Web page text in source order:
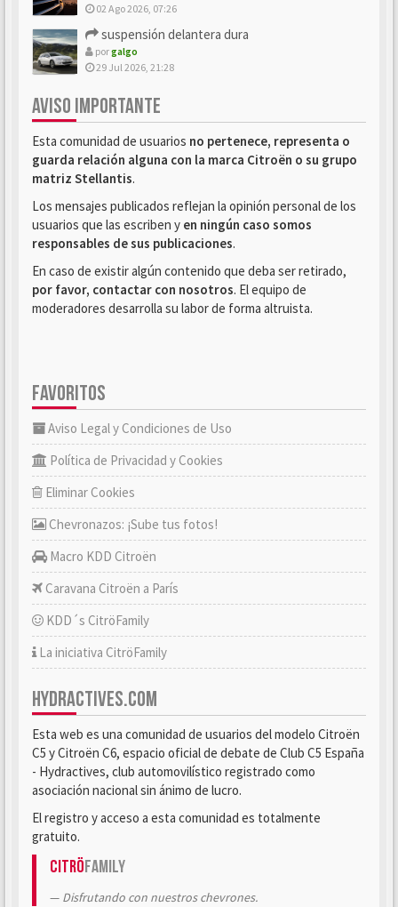
02 Ago 2026, 07:26
suspensión delantera dura
porgalgo
29 Jul 2026, 21:28
AVISO IMPORTANTE
Esta comunidad de usuarios no pertenece, representa o
guarda relación alguna con la marca Citroën o su grupo
matriz Stellantis.
Los mensajes publicados reflejan la opinión personal de los
usuarios que las escriben y en ningún caso somos
responsables de sus publicaciones.
En caso de existir algún contenido que deba ser retirado,
por favor, contactar con nosotros. El equipo de
moderadores desarrolla su labor de forma altruista.
FAVORITOS
Aviso Legal y Condiciones de Uso
Política de Privacidad y Cookies
Eliminar Cookies
Chevronazos: ¡Sube tus fotos!
Macro KDD Citroën
Caravana Citroën a París
KDD´s CitröFamily
La iniciativa CitröFamily
HYDRACTIVES.COM
Esta web es una comunidad de usuarios del modelo Citroën
C5 y Citroën C6, espacio oficial de debate de Club C5 España
- Hydractives, club automovilístico registrado como
asociación nacional sin ánimo de lucro.
El registro y acceso a esta comunidad es totalmente
gratuito.
CitröFamily
Disfrutando con nuestros chevrones.